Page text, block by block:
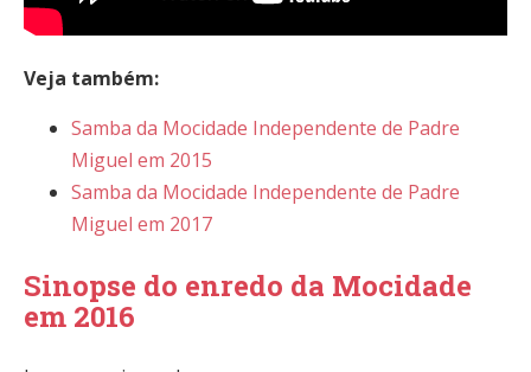
Veja também:
Samba da Mocidade Independente de Padre
Miguel em 2015
Samba da Mocidade Independente de Padre
Miguel em 2017
Sinopse do enredo da Mocidade
em 2016